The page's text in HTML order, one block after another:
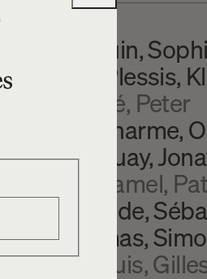
Drouin,
Du Plessis,
Dubé, Peter
Ducharme,
Duguay,
Duhamel,
Dulude,
Dumas,
Dupuis,